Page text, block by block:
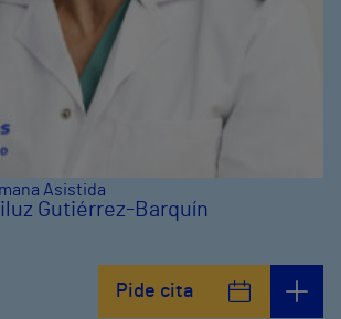
Asistida
Gutiérrez-Barquín
Pide cita